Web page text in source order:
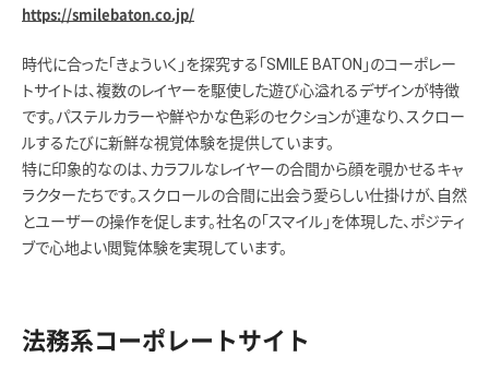
https://smilebaton.co.jp/
時代に合った「きょういく」を探究する「SMILE BATON」のコーポレー
トサイトは、複数のレイヤーを駆使した遊び心溢れるデザインが特徴
です。パステルカラーや鮮やかな色彩のセクションが連なり、スクロー
ルするたびに新鮮な視覚体験を提供しています。
特に印象的なのは、カラフルなレイヤーの合間から顔を覗かせるキャ
ラクターたちです。スクロールの合間に出会う愛らしい仕掛けが、自然
とユーザーの操作を促します。社名の「スマイル」を体現した、ポジティ
ブで心地よい閲覧体験を実現しています。
法務系コーポレートサイト